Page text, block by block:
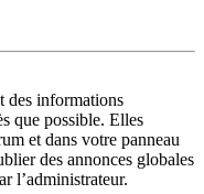
des informations
que possible. Elles
et dans votre panneau
des annonces globales
l’administrateur.